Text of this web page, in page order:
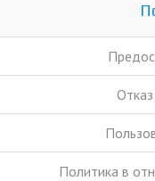
Политика в